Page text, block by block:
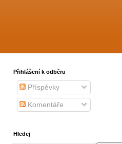
Přihlášení k odběru
Příspěvky
Komentáře
Hledej